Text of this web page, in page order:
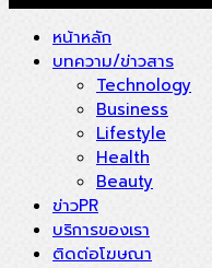
หน้าหลัก
บทความ/ข่าวสาร
Technology
Business
Lifestyle
Health
Beauty
ข่าวPR
บริการของเรา
ติดต่อโฆษณา